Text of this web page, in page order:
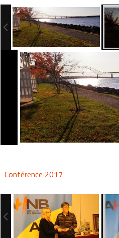
Conférence 2017